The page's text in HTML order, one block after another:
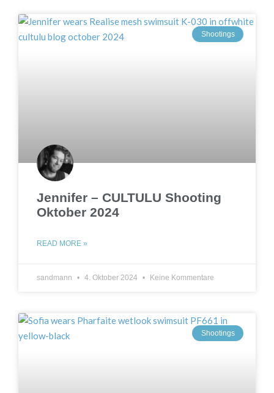
Shootings
Jennifer – CULTULU Shooting
Oktober 2024
READ MORE »
sandmann 4. Oktober 2024 Keine Kommentare
Shootings